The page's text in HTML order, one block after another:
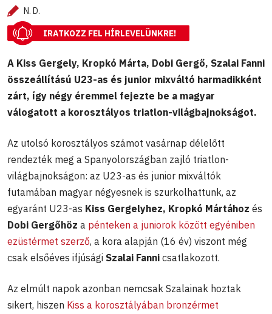
N. D.
IRATKOZZ FEL HÍRLEVELÜNKRE!
A Kiss Gergely, Kropkó Márta, Dobi Gergő, Szalai Fanni
összeállítású U23-as és junior mixváltó harmadikként
zárt, így négy éremmel fejezte be a magyar
válogatott a korosztályos triatlon-világbajnokságot.
Az utolsó korosztályos számot vasárnap délelőtt
rendezték meg a Spanyolországban zajló triatlon-
világbajnokságon: az U23-as és junior mixváltók
futamában magyar négyesnek is szurkolhattunk, az
egyaránt U23-as Kiss Gergelyhez, Kropkó Mártához és
Dobi Gergőhöz a pénteken a juniorok között egyéniben
ezüstérmet szerző, a kora alapján (16 év) viszont még
csak elsőéves ifjúsági Szalai Fanni csatlakozott.
Az elmúlt napok azonban nemcsak Szalainak hoztak
sikert, hiszen Kiss a korosztályában bronzérmet